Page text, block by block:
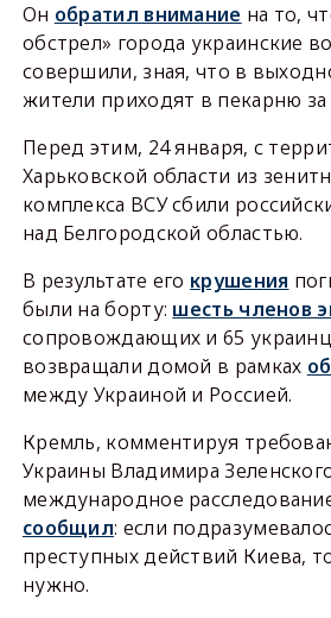
Он обратил внимание на то,
обстрел» города украинские
совершили, зная, что в
жители приходят в пекарню за
Перед этим, 24 января, с
Харьковской области из
комплекса ВСУ сбили
над Белгородской областью.
В результате его крушения
были на борту: шесть членов
сопровождающих и 65
возвращали домой в рамках
между Украиной и Россией.
Кремль, комментируя
Украины Владимира
международное
сообщил: если
преступных действий Киева,
нужно.